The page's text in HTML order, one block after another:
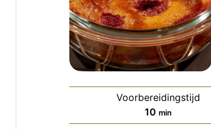
Voorbereidingstijd
10minuten
min